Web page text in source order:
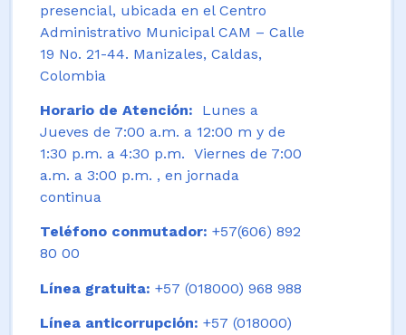
presencial, ubicada en el Centro
Administrativo Municipal CAM – Calle
19 No. 21-44. Manizales, Caldas,
Colombia
Horario de Atención:
Lunes a
Jueves de 7:00 a.m. a 12:00 m y de
1:30 p.m. a 4:30 p.m. Viernes de 7:00
a.m. a 3:00 p.m. , en jornada
continua
Teléfono conmutador: +57(606) 892
80 00
Línea gratuita: +57 (018000) 968 988
Línea anticorrupción: +57 (018000)